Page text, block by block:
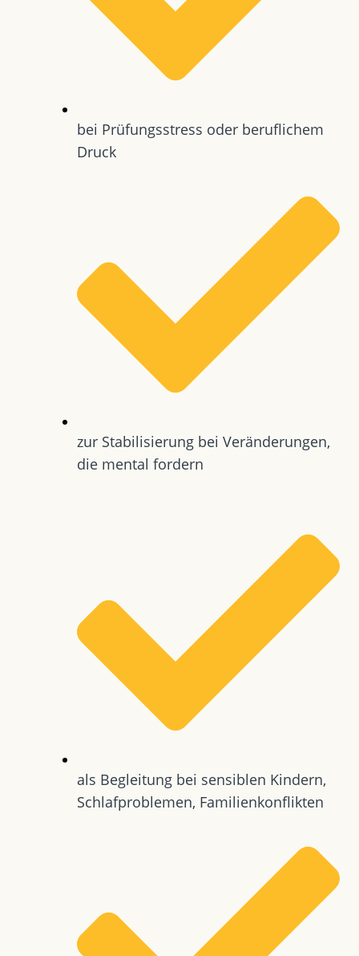
bei Prüfungsstress oder beruflichem
Druck
zur Stabilisierung bei Veränderungen,
die mental fordern
als Begleitung bei sensiblen Kindern,
Schlafproblemen, Familienkonflikten